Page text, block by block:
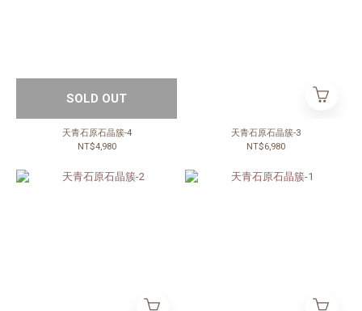
SOLD OUT
天青石原石晶簇-4
NT$4,980
天青石原石晶簇-3
NT$6,980